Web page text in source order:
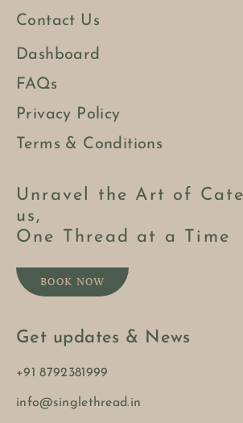
Contact Us
Dashboard
FAQs
Privacy Policy
Terms & Conditions
Unravel the Art of
us,
One Thread at a Time
BOOK NOW
Get updates & News
+91 8792381999
info@singlethread.in